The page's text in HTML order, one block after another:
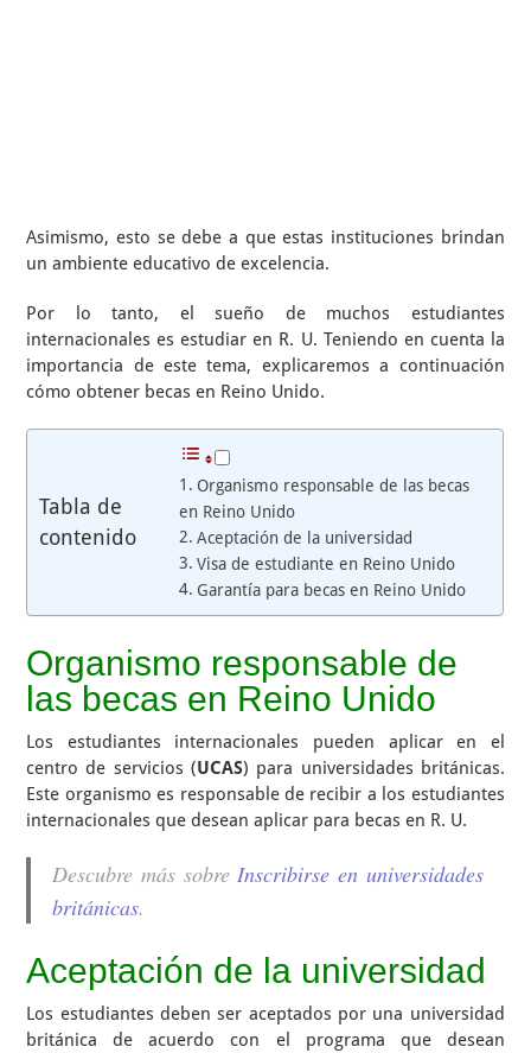
Asimismo, esto se debe a que estas instituciones brindan
un ambiente educativo de excelencia.
Por lo tanto, el sueño de muchos estudiantes
internacionales es estudiar en R. U. Teniendo en cuenta la
importancia de este tema, explicaremos a continuación
cómo obtener becas en Reino Unido.
Tabla de
contenido
Organismo responsable de las becas
en Reino Unido
Aceptación de la universidad
Visa de estudiante en Reino Unido
Garantía para becas en Reino Unido
Organismo responsable de
las becas en Reino Unido
Los estudiantes internacionales pueden aplicar en el
centro de servicios (UCAS) para universidades británicas.
Este organismo es responsable de recibir a los estudiantes
internacionales que desean aplicar para becas en R. U.
Descubre más sobreInscribirse en universidades
británicas.
Aceptación de la universidad
Los estudiantes deben ser aceptados por una universidad
británica de acuerdo con el programa que desean